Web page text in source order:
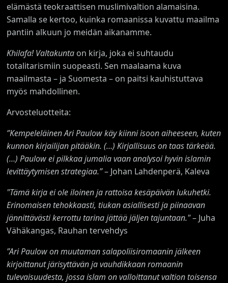
elämästä teokraattisen muslimivaltion alamaisina.
Samalla se kertoo, kuinka romaanissa kuvattu maailma
pantiin alkuun jo meidän aikanamme.
Khilafa! Valtakunta on kirja, joka ei suhtaudu
totalitarismiin suopeasti. Sen maalaama kuva
maailmasta – ja Suomesta – on paitsi kauhistuttava
myös mahdollinen.
Arvosteluotteita:
”Kempeleläinen Ari Paulow käy kiinni isoon aiheeseen, kuten
kunnon kirjailijan pitääkin. (…) Kirjallisuus on taas tärkeää.
(…) Paulow ei pilkkaa jumalia vaan analysoi hyvin islamin
levittäytymisen strategiaa.”– Johan Lahdenperä, Kaleva
"Tämä kirja ei ole iloinen ja rattoisa kesäpäivän lukuhetki.
Erinomaisen tehokkaasti, tiukan asiallisesti ja piinaavan
jännittävästi kerrottu tarina jättää jäljen tajuntaan."– Juha
Vähäkangas, Rauhan tervehdys
”Ari Paulow on muutaman salapoliisiromaanin jälkeen
kirjoittanut järisyttävän ja vauhdikkaan romaanin
tulevaisuudesta, jossa islam on valloittanut valtion toisensa